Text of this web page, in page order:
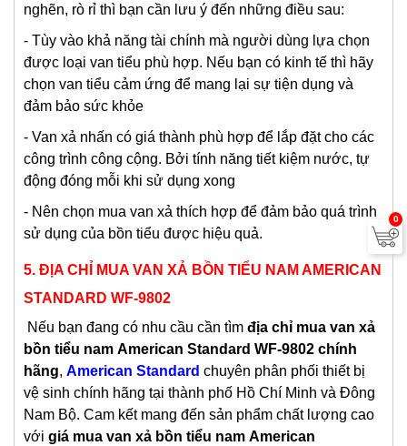
nghẽn, rò rỉ thì bạn cần lưu ý đến những điều sau:
- Tùy vào khả năng tài chính mà người dùng lựa chọn
được loại van tiểu phù hợp. Nếu bạn có kinh tế thì hãy
chọn van tiểu cảm ứng để mang lại sự tiện dụng và
đảm bảo sức khỏe
- Van xả nhấn có giá thành phù hợp để lắp đặt cho các
công trình công cộng. Bởi tính năng tiết kiệm nước, tự
động đóng mỗi khi sử dụng xong
- Nên chọn mua van xả thích hợp để đảm bảo quá trình
sử dụng của bồn tiểu được hiệu quả.
5. ĐỊA CHỈ MUA VAN XẢ BỒN TIỂU NAM AMERICAN
STANDARD WF-9802
Nếu bạn đang có nhu cầu cần tìm địa chỉ mua van xả
bồn tiểu nam American Standard WF-9802 chính
hãng, American Standard chuyên phân phối thiết bị
vệ sinh chính hãng tại thành phố Hồ Chí Minh và Đông
Nam Bộ. Cam kết mang đến sản phẩm chất lượng cao
với giá mua van xả bồn tiểu nam American
0